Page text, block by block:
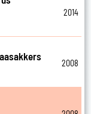
2014
2008